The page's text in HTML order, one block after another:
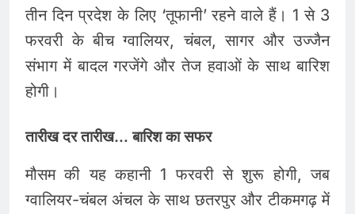
तीन दिन प्रदेश के लिए ‘तूफानी’ रहने वाले हैं। 1 से 3
फरवरी के बीच ग्वालियर, चंबल, सागर और उज्जैन
संभाग में बादल गरजेंगे और तेज हवाओं के साथ बारिश
होगी।
तारीख दर तारीख… बारिश का सफर
मौसम की यह कहानी 1 फरवरी से शुरू होगी, जब
ग्वालियर-चंबल अंचल के साथ छतरपुर और टीकमगढ़ में